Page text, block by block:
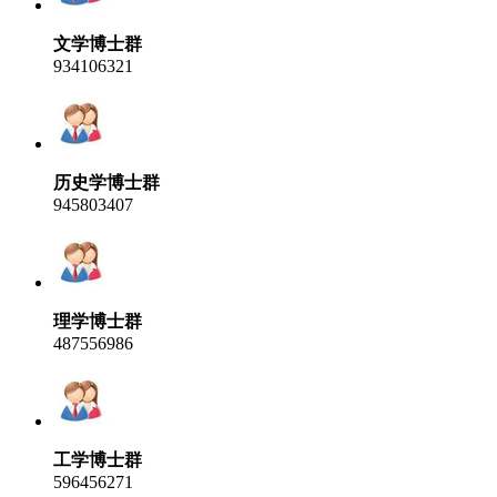
文学博士群
934106321
历史学博士群
945803407
理学博士群
487556986
工学博士群
596456271